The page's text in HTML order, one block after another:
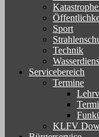
Sport
Technik
Servicebereich
Termine
KLFV